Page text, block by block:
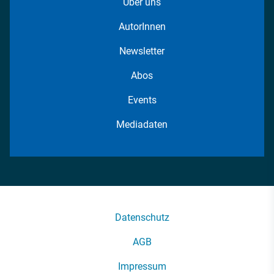
AutorInnen
Newsletter
Abos
Events
Mediadaten
Datenschutz
AGB
Impressum